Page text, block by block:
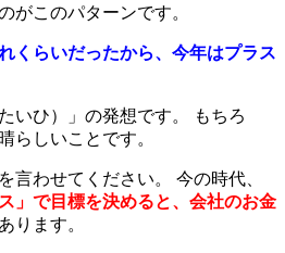
がこのパターンです。
くらいだったから、今年はプラス
いひ）」の発想です。 もちろ
らしいことです。
言わせてください。 今の時代、
」で目標を決めると、会社のお金
ります。